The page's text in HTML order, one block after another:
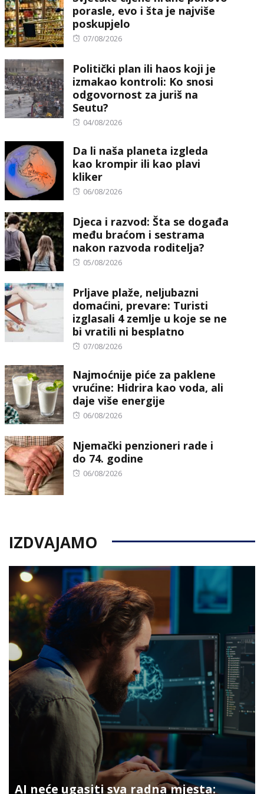
porasle, evo i šta je najviše
poskupjelo
Posted
07/08/2026
Politički plan ili haos koji je
izmakao kontroli: Ko snosi
odgovornost za juriš na
Seutu?
Posted
04/08/2026
Da li naša planeta izgleda
kao krompir ili kao plavi
kliker
Posted
06/08/2026
Djeca i razvod: Šta se događa
među braćom i sestrama
nakon razvoda roditelja?
Posted
05/08/2026
Prljave plaže, neljubazni
domaćini, prevare: Turisti
izglasali 4 zemlje u koje se ne
bi vratili ni besplatno
Posted
07/08/2026
Najmoćnije piće za paklene
vrućine: Hidrira kao voda, ali
daje više energije
Posted
06/08/2026
Njemački penzioneri rade i
do 74. godine
Posted
06/08/2026
IZDVAJAMO
AI neće ugasiti sva radna mjesta: